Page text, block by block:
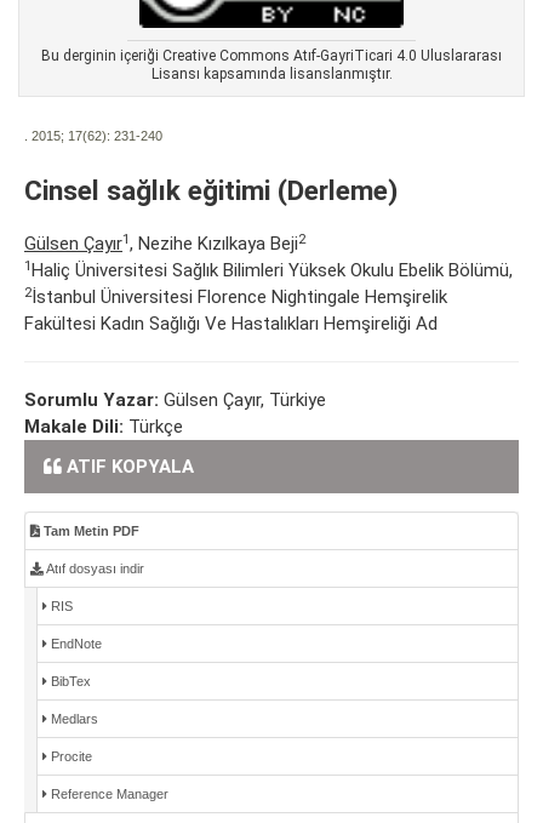
Bu derginin içeriği Creative Commons Atıf-GayriTicari 4.0 Uluslararası
Lisansı kapsamında lisanslanmıştır.
. 2015; 17(62): 231-240
Cinsel sağlık eğitimi (Derleme)
Gülsen Çayır1, Nezihe Kızılkaya Beji2
1Haliç Üniversitesi Sağlık Bilimleri Yüksek Okulu Ebelik Bölümü,
2İstanbul Üniversitesi Florence Nightingale Hemşirelik
Fakültesi Kadın Sağlığı Ve Hastalıkları Hemşireliği Ad
Sorumlu Yazar: Gülsen Çayır, Türkiye
Makale Dili: Türkçe
ATIF KOPYALA
Tam Metin PDF
Atıf dosyası indir
RIS
EndNote
BibTex
Medlars
Procite
Reference Manager